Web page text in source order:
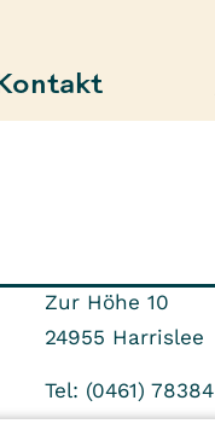
Zur Höhe 10
24955 Harrislee
Tel: (0461) 78384